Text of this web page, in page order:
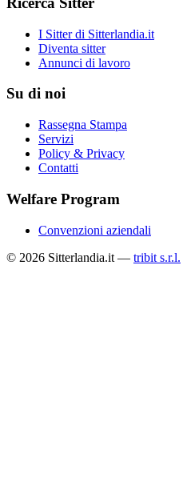
I Sitter di Sitterlandia.it
Diventa sitter
Annunci di lavoro
Su di noi
Rassegna Stampa
Servizi
Policy & Privacy
Contatti
Welfare Program
Convenzioni aziendali
© 2026 Sitterlandia.it — tribit s.r.l.